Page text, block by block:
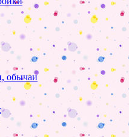
обычаи